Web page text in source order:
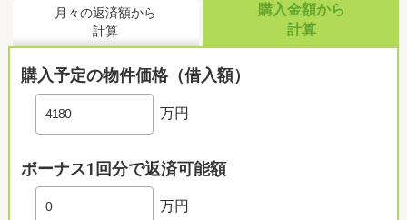
月々の返済額から
計算
購入金額から
計算
購入予定の物件価格（借入額）
万円
ボーナス1回分で返済可能額
万円